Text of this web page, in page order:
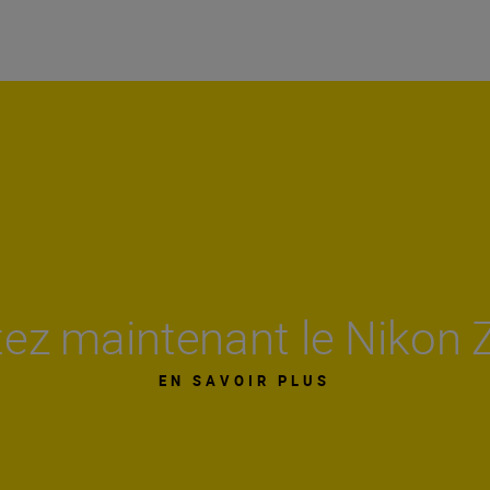
maintenant le Nikon
EN SAVOIR PLUS